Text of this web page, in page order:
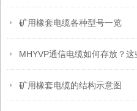
矿用橡套电缆各种型号一览
矿用橡套电缆的结构示意图